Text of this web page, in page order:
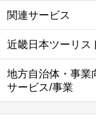
関連サービス
近畿日本ツーリ
地方自治体・事業
サービス/事業